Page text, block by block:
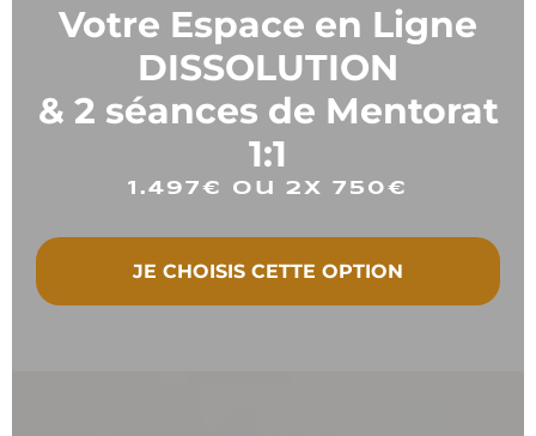
Votre Espace en Ligne
DISSOLUTION
& 2 séances de Mentorat
1:1
1.497€ ou 2x 750€
JE CHOISIS CETTE OPTION